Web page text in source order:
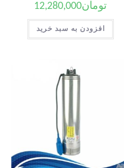
تومان12,280,000
افزودن به سبد خرید